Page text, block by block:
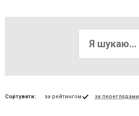
Сортувати: за рейтингом за переглядами